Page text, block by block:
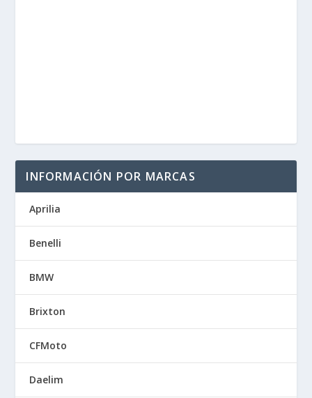
INFORMACIÓN POR MARCAS
Aprilia
Benelli
BMW
Brixton
CFMoto
Daelim